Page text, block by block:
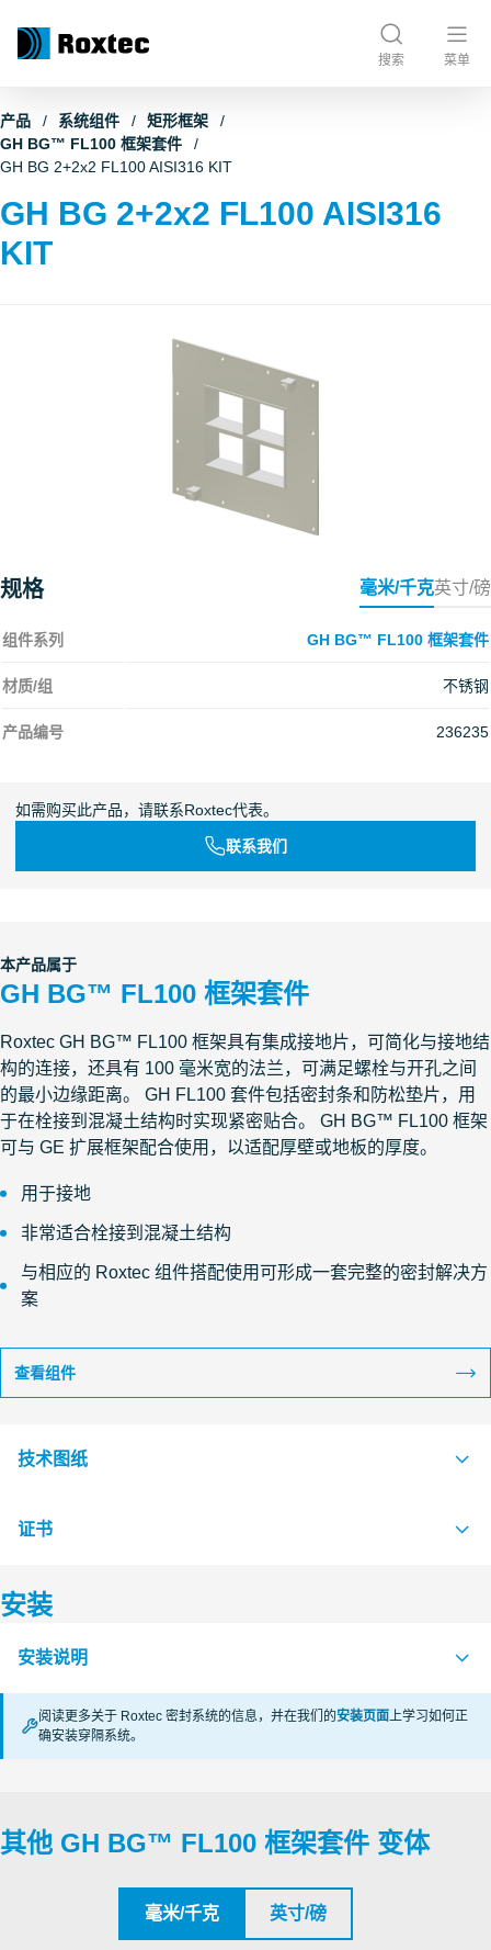
搜索 菜单
产品 系统组件
矩形框架
GH BG™ FL100 框架套件
GH BG 2+2x2 FL100 AISI316 KIT
GH BG 2+2x2 FL100 AISI316
KIT
规格 毫米/千克英寸/磅
组件系列 GH BG™ FL100 框架套件
材质/组 不锈钢
产品编号 236235
如需购买此产品，请联系Roxtec代表。
联系我们
本产品属于
GH BG™ FL100 框架套件
Roxtec GH BG™ FL100 框架具有集成接地片，可简化与接地结
构的连接，还具有 100 毫米宽的法兰，可满足螺栓与开孔之间
的最小边缘距离。 GH FL100 套件包括密封条和防松垫片，用
于在栓接到混凝土结构时实现紧密贴合。 GH BG™ FL100 框架
可与 GE 扩展框架配合使用，以适配厚壁或地板的厚度。
用于接地
非常适合栓接到混凝土结构
与相应的 Roxtec 组件搭配使用可形成一套完整的密封解决方
案
查看组件
技术图纸
S1608326 GH BG FL100 FRAME KIT
证书
认证机构
Underwriters Laboratories Inc.
Underwriters Laboratories Inc.
Underwriters Laboratories Inc.
Underwriters Laboratories Inc.
安装
安装说明
MOUNTING OF BOLTED FRAMES AND SLEEVES (zh)
RECTANGULAR RM SYSTEMS (zh) PDF
阅读更多关于 Roxtec 密封系统的信息，并在我们的安装页面上学习如何正
确安装穿隔系统。
其他 GH BG™ FL100 框架套件 变体
毫米/千克 英寸/磅